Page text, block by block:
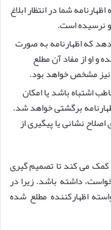
شما در انتظار ابلاغ
نرسیده است.
که اظهارنامه به صورت
و او از مفاد آن مطلع
نیز مشخص خواهد بود.
اشتباه باشد یا امکان
برگشتی خواهد شد.
اصلاح نشانی یا پیگیری از
کمک می کند تا تصمیم گیری
داشته باشد. زیرا در
اظهارکننده مطلع شده